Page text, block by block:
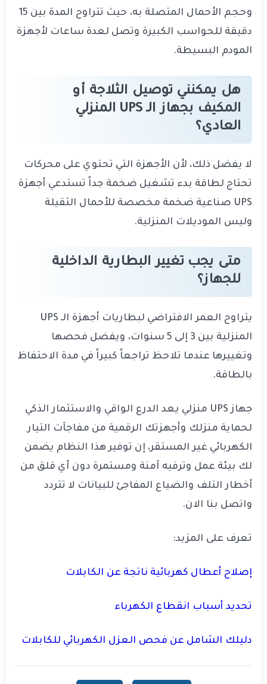
وحجم الأحمال المتصلة به، حيث تتراوح المدة بين 15
دقيقة للحواسب الكبيرة وتصل لعدة ساعات لأجهزة
المودم البسيطة.
هل يمكنني توصيل الثلاجة أو
المكيف بجهاز الـ UPS المنزلي
العادي؟
لا يفضل ذلك، لأن الأجهزة التي تحتوي على محركات
تحتاج لطاقة بدء تشغيل ضخمة جداً تستدعي أجهزة
UPS صناعية ضخمة مخصصة للأحمال الثقيلة
وليس الموديلات المنزلية.
متى يجب تغيير البطارية الداخلية
للجهاز؟
يتراوح العمر الافتراضي لبطاريات أجهزة الـ UPS
المنزلية بين 3 إلى 5 سنوات، ويفضل فحصها
وتغييرها عندما تلاحظ تراجعاً كبيراً في مدة الاحتفاظ
بالطاقة.
جهاز UPS منزلي يعد الدرع الواقي والاستثمار الذكي
لحماية منزلك وأجهزتك الرقمية من مفاجآت التيار
الكهربائي غير المستقر، إن توفير هذا النظام يضمن
لك بيئة عمل وترفيه آمنة ومستمرة دون أي قلق من
أخطار التلف والضياع المفاجئ للبيانات لا تتردد
واتصل بنا الان.
تعرف على المزيد:
إصلاح أعطال كهربائية ناتجة عن الكابلات
تحديد أسباب انقطاع الكهرباء
دليلك الشامل عن فحص العزل الكهربائي للكابلات